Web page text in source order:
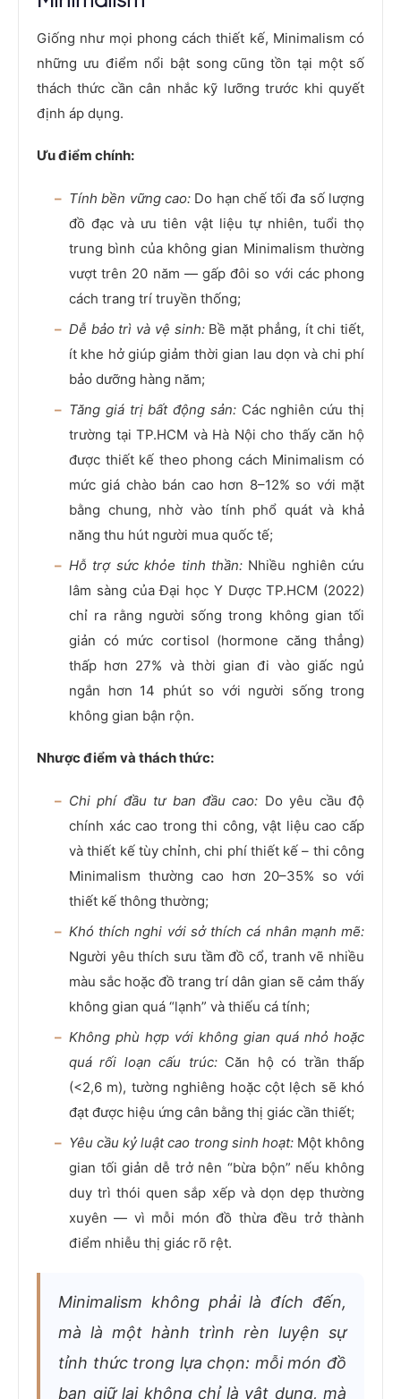
Giống như mọi phong cách thiết kế, Minimalism có
những ưu điểm nổi bật song cũng tồn tại một số
thách thức cần cân nhắc kỹ lưỡng trước khi quyết
định áp dụng.
Ưu điểm chính:
Tính bền vững cao:Do hạn chế tối đa số lượng
đồ đạc và ưu tiên vật liệu tự nhiên, tuổi thọ
trung bình của không gian Minimalism thường
vượt trên 20 năm — gấp đôi so với các phong
cách trang trí truyền thống;
Dễ bảo trì và vệ sinh:Bề mặt phẳng, ít chi tiết,
ít khe hở giúp giảm thời gian lau dọn và chi phí
bảo dưỡng hàng năm;
Tăng giá trị bất động sản:Các nghiên cứu thị
trường tại TP.HCM và Hà Nội cho thấy căn hộ
được thiết kế theo phong cách Minimalism có
mức giá chào bán cao hơn 8–12% so với mặt
bằng chung, nhờ vào tính phổ quát và khả
năng thu hút người mua quốc tế;
Hỗ trợ sức khỏe tinh thần:Nhiều nghiên cứu
lâm sàng của Đại học Y Dược TP.HCM (2022)
chỉ ra rằng người sống trong không gian tối
giản có mức cortisol (hormone căng thẳng)
thấp hơn 27% và thời gian đi vào giấc ngủ
ngắn hơn 14 phút so với người sống trong
không gian bận rộn.
Nhược điểm và thách thức:
Chi phí đầu tư ban đầu cao: Do yêu cầu độ
chính xác cao trong thi công, vật liệu cao cấp
và thiết kế tùy chỉnh, chi phí thiết kế – thi công
Minimalism thường cao hơn 20–35% so với
thiết kế thông thường;
Khó thích nghi với sở thích cá nhân mạnh mẽ:
Người yêu thích sưu tầm đồ cổ, tranh vẽ nhiều
màu sắc hoặc đồ trang trí dân gian sẽ cảm thấy
không gian quá “lạnh” và thiếu cá tính;
Không phù hợp với không gian quá nhỏ hoặc
quá rối loạn cấu trúc:Căn hộ có trần thấp
(<2,6 m), tường nghiêng hoặc cột lệch sẽ khó
đạt được hiệu ứng cân bằng thị giác cần thiết;
Yêu cầu kỷ luật cao trong sinh hoạt:Một không
gian tối giản dễ trở nên “bừa bộn” nếu không
duy trì thói quen sắp xếp và dọn dẹp thường
xuyên — vì mỗi món đồ thừa đều trở thành
điểm nhiễu thị giác rõ rệt.
Minimalism không phải là đích đến,
mà là một hành trình rèn luyện sự
tỉnh thức trong lựa chọn: mỗi món đồ
bạn giữ lại không chỉ là vật dụng, mà